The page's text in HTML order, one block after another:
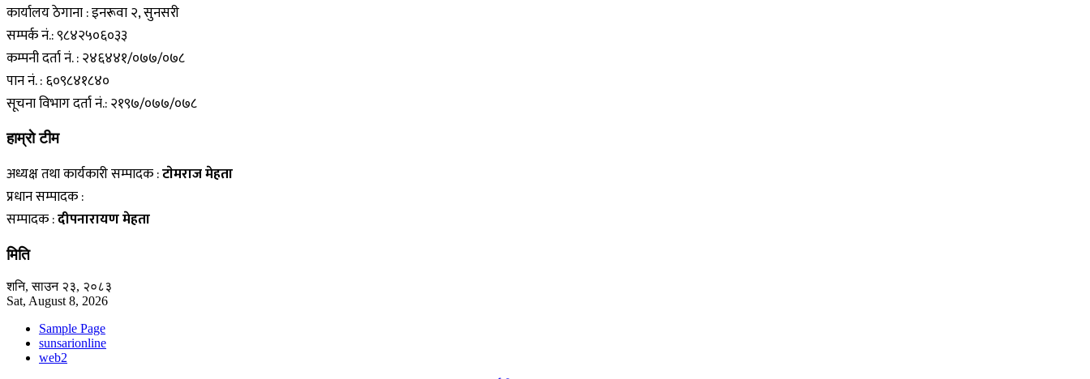
कार्यालय ठेगाना : इनरूवा २, सुनसरी
सम्पर्क नं.: ९८४२५०६०३३
कम्पनी दर्ता नं. : २४६४४१/०७७/०७८
पान नं. : ६०९८४१८४०
सूचना विभाग दर्ता नं.: २१९७/०७७/०७८
हाम्राे टीम
अध्यक्ष तथा कार्यकारी सम्पादक :टाेमराज मेहता
प्रधान सम्पादक :
सम्पादक :दीपनारायण मेहता
मिति
शनि, साउन २३, २०८३
Sat, August 8, 2026
Sample Page
sunsarionline
web2